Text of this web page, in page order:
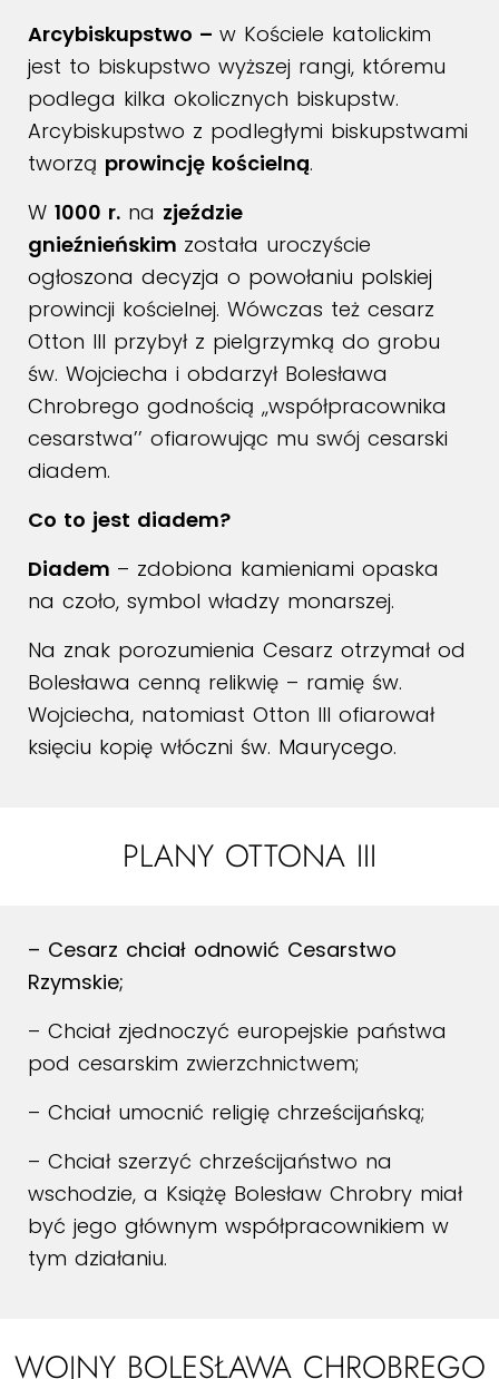
Arcybiskupstwo – w Kościele katolickim
jest to biskupstwo wyższej rangi, któremu
podlega kilka okolicznych biskupstw.
Arcybiskupstwo z podległymi biskupstwami
tworzą prowincję kościelną.
W 1000 r. na zjeździe
gnieźnieńskim została uroczyście
ogłoszona decyzja o powołaniu polskiej
prowincji kościelnej. Wówczas też cesarz
Otton III przybył z pielgrzymką do grobu
św. Wojciecha i obdarzył Bolesława
Chrobrego godnością ,,współpracownika
cesarstwa’’ ofiarowując mu swój cesarski
diadem.
Co to jest diadem?
Diadem – zdobiona kamieniami opaska
na czoło, symbol władzy monarszej.
Na znak porozumienia Cesarz otrzymał od
Bolesława cenną relikwię – ramię św.
Wojciecha, natomiast Otton III ofiarował
księciu kopię włóczni św. Maurycego.
PLANY OTTONA III
– Cesarz chciał odnowić Cesarstwo
Rzymskie;
– Chciał zjednoczyć europejskie państwa
pod cesarskim zwierzchnictwem;
– Chciał umocnić religię chrześcijańską;
– Chciał szerzyć chrześcijaństwo na
wschodzie, a Książę Bolesław Chrobry miał
być jego głównym współpracownikiem w
tym działaniu.
WOJNY BOLESŁAWA CHROBREGO